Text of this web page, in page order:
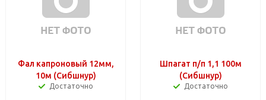
Фал капроновый 12мм,
10м (Сибшнур)
Достаточно
Шпагат п/п 1,1 100м
(Сибшнур)
Достаточно